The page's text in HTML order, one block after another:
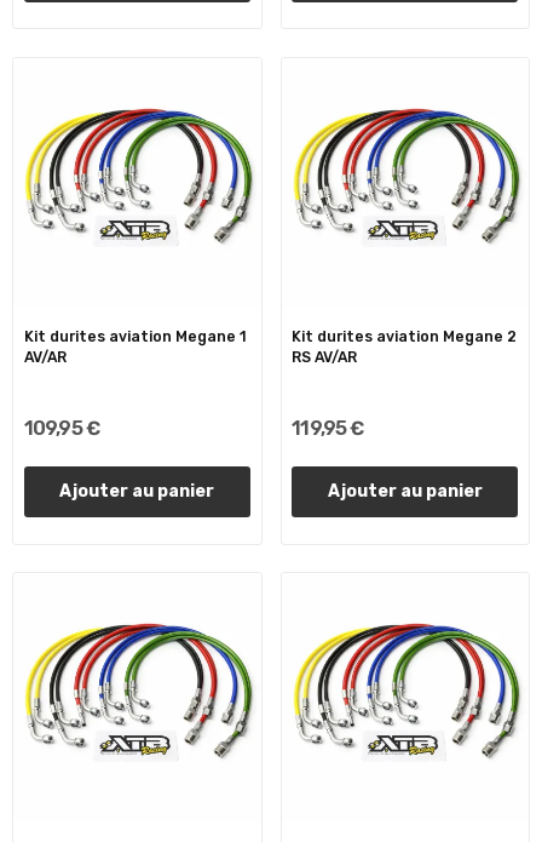
Kit durites aviation Megane 1
AV/AR
109,95 €
Ajouter au panier
Kit durites aviation Megane 2
RS AV/AR
119,95 €
Ajouter au panier